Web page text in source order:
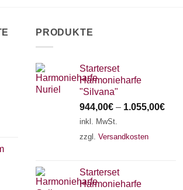
PRODUKTE
Starterset
Harmonieharfe
"Silvana"
944,00€ – 1.055,00€
inkl. MwSt.
zzgl. Versandkosten
Starterset
Harmonieharfe